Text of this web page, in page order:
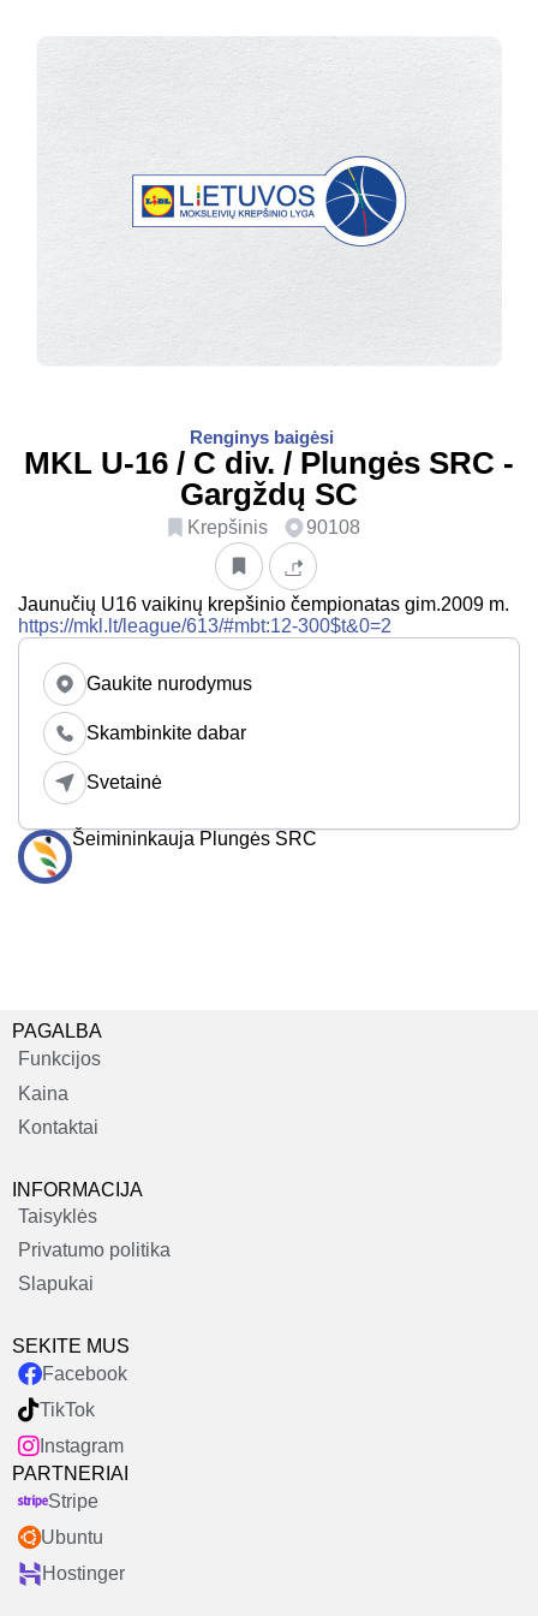
Renginys baigėsi
MKL U-16 / C div. / Plungės SRC -
Gargždų SC
Krepšinis 90108
Jaunučių U16 vaikinų krepšinio čempionatas gim.2009 m.
https://mkl.lt/league/613/#mbt:12-300$t&0=2
Gaukite nurodymus
Skambinkite dabar
Svetainė
Šeimininkauja Plungės SRC
PAGALBA
Funkcijos
Kaina
Kontaktai
INFORMACIJA
Taisyklės
Privatumo politika
Slapukai
SEKITE MUS
Facebook
TikTok
Instagram
PARTNERIAI
Stripe
Ubuntu
Hostinger